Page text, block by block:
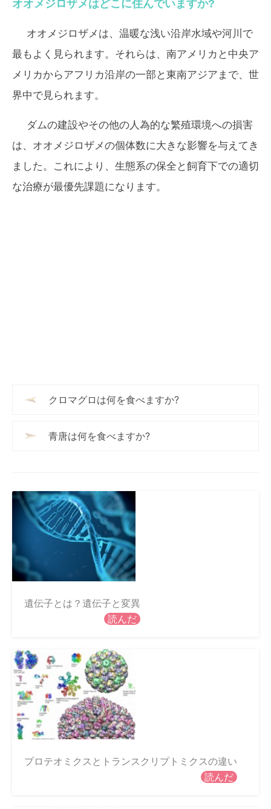
オオメジロザメはどこに住んでいますか?
オオメジロザメは、温暖な浅い沿岸水域や河川で
最もよく見られます。それらは、南アメリカと中央ア
メリカからアフリカ沿岸の一部と東南アジアまで、世
界中で見られます。
ダムの建設やその他の人為的な繁殖環境への損害
は、オオメジロザメの個体数に大きな影響を与えてき
ました。これにより、生態系の保全と飼育下での適切
な治療が最優先課題になります。
クロマグロは何を食べますか?
青唐は何を食べますか?
遺伝子とは？遺伝子と変異
読んだ
プロテオミクスとトランスクリプトミクスの違い
読んだ